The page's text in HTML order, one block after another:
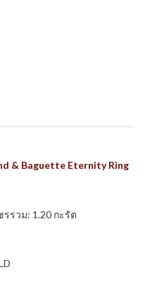
& Baguette Eternity Ring
รวม: 1.20 กะรัต